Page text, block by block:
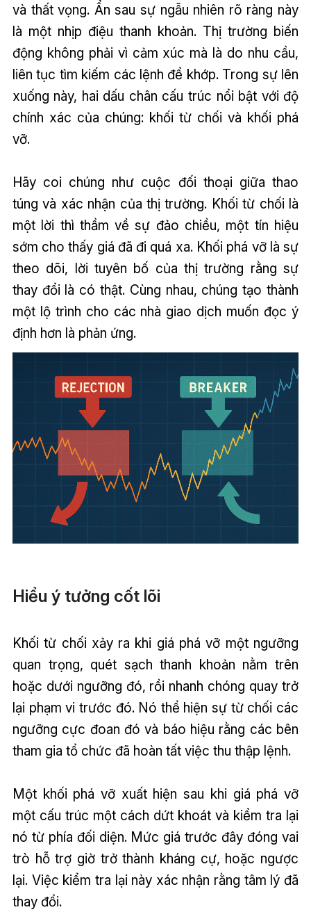
và thất vọng. Ẩn sau sự ngẫu nhiên rõ ràng này
là một nhịp điệu thanh khoản. Thị trường biến
động không phải vì cảm xúc mà là do nhu cầu,
liên tục tìm kiếm các lệnh để khớp. Trong sự lên
xuống này, hai dấu chân cấu trúc nổi bật với độ
chính xác của chúng: khối từ chối và khối phá
vỡ.
Hãy coi chúng như cuộc đối thoại giữa thao
túng và xác nhận của thị trường. Khối từ chối là
một lời thì thầm về sự đảo chiều, một tín hiệu
sớm cho thấy giá đã đi quá xa. Khối phá vỡ là sự
theo dõi, lời tuyên bố của thị trường rằng sự
thay đổi là có thật. Cùng nhau, chúng tạo thành
một lộ trình cho các nhà giao dịch muốn đọc ý
định hơn là phản ứng.
Hiểu ý tưởng cốt lõi
Khối từ chối xảy ra khi giá phá vỡ một ngưỡng
quan trọng, quét sạch thanh khoản nằm trên
hoặc dưới ngưỡng đó, rồi nhanh chóng quay trở
lại phạm vi trước đó. Nó thể hiện sự từ chối các
ngưỡng cực đoan đó và báo hiệu rằng các bên
tham gia tổ chức đã hoàn tất việc thu thập lệnh.
Một khối phá vỡ xuất hiện sau khi giá phá vỡ
một cấu trúc một cách dứt khoát và kiểm tra lại
nó từ phía đối diện. Mức giá trước đây đóng vai
trò hỗ trợ giờ trở thành kháng cự, hoặc ngược
lại. Việc kiểm tra lại này xác nhận rằng tâm lý đã
thay đổi.